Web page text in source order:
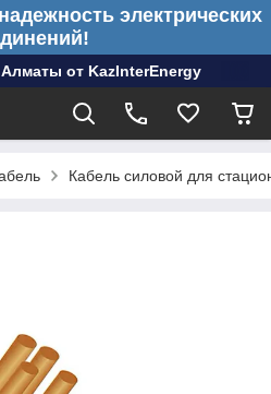
электрических
от KazInterEnergy
Кабель силовой для